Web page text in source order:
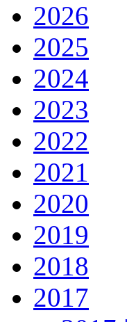
2026
2025
2024
2023
2022
2021
2020
2019
2018
2017